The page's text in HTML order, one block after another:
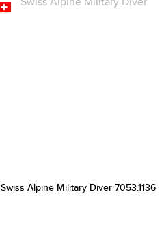
Swiss Alpine Military Diver 7053.1136